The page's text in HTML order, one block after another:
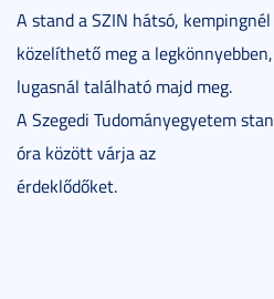
A stand a SZIN hátsó,
közelíthető meg a
lugasnál található majd meg.
A Szegedi Tudományegyetem
óra között várja az
érdeklődőket.